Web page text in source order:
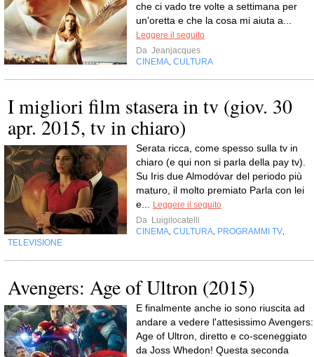
che ci vado tre volte a settimana per
un'oretta e che la cosa mi aiuta a...
Leggere il seguito
Da Jeanjacques
CINEMA, CULTURA
I migliori film stasera in tv (giov. 30
apr. 2015, tv in chiaro)
Serata ricca, come spesso sulla tv in
chiaro (e qui non si parla della pay tv).
Su Iris due Almodóvar del periodo più
maturo, il molto premiato Parla con lei
e... Leggere il seguito
Da Luigilocatelli
CINEMA, CULTURA, PROGRAMMI TV,
TELEVISIONE
Avengers: Age of Ultron (2015)
E finalmente anche io sono riuscita ad
andare a vedere l'attesissimo Avengers:
Age of Ultron, diretto e co-sceneggiato
da Joss Whedon! Questa seconda